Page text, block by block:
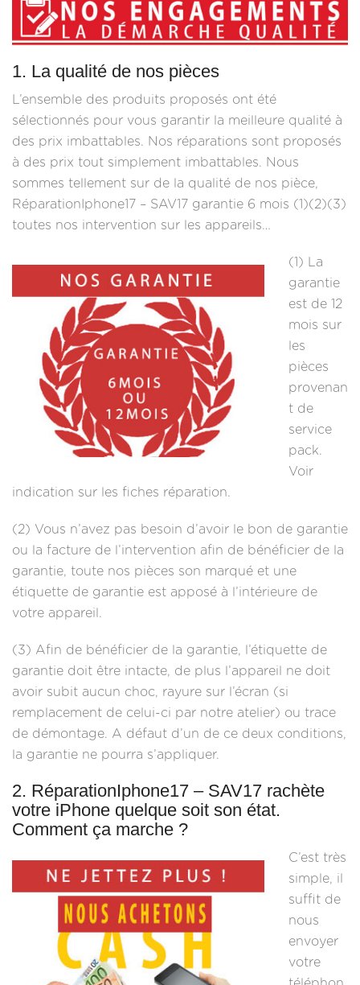
1. La qualité de nos pièces
L’ensemble des produits proposés ont été
sélectionnés pour vous garantir la meilleure qualité à
des prix imbattables. Nos réparations sont proposés
à des prix tout simplement imbattables. Nous
sommes tellement sur de la qualité de nos pièce,
RéparationIphone17 – SAV17 garantie 6 mois (1)(2)(3)
toutes nos intervention sur les appareils…
(1) La
garantie
est de 12
mois sur
les
pièces
provenan
t de
service
pack.
Voir
indication sur les fiches réparation.
(2) Vous n’avez pas besoin d’avoir le bon de garantie
ou la facture de l’intervention afin de bénéficier de la
garantie, toute nos pièces son marqué et une
étiquette de garantie est apposé à l’intérieure de
votre appareil.
(3) Afin de bénéficier de la garantie, l’étiquette de
garantie doit être intacte, de plus l’appareil ne doit
avoir subit aucun choc, rayure sur l’écran (si
remplacement de celui-ci par notre atelier) ou trace
de démontage. A défaut d’un de ce deux conditions,
la garantie ne pourra s’appliquer.
2. RéparationIphone17 – SAV17 rachète
votre iPhone quelque soit son état.
Comment ça marche ?
C’est très
simple, il
suffit de
nous
envoyer
votre